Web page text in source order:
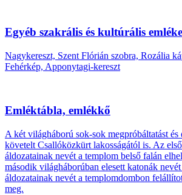
Egyéb szakrális és kultúrális
Nagykereszt, Szent Flórián szobra, Rozália
Fehérkép, Apponytagi-kereszt
Emléktábla, emlékkő
A két világháború sok-sok megpróbáltatást és
követelt Csallóközkürt lakosságától is. Az
áldozatainak nevét a templom belső falán
második világháborúban elesett katonák
áldozatainak nevét a templomdombon
meg.